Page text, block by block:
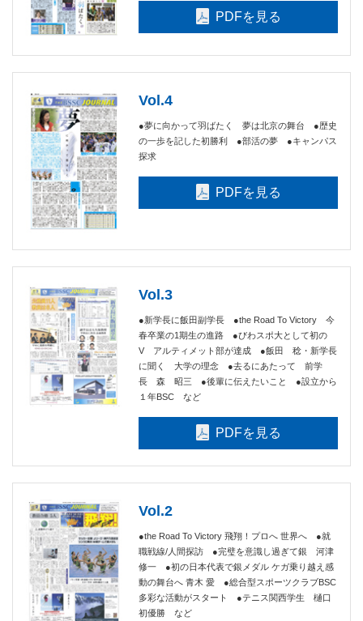
PDFを見る
Vol.4
●夢に向かって羽ばたく 夢は北京の舞台 ●歴史
の一歩を記した初勝利 ●部活の夢 ●キャンパス
探求
PDFを見る
Vol.3
●新学長に飯田副学長 ●the Road To Victory 今
春卒業の1期生の進路 ●びわスポ大として初の
V アルティメット部が達成 ●飯田 稔・新学長
に聞く 大学の理念 ●去るにあたって 前学
長 森 昭三 ●後輩に伝えたいこと ●設立から
１年BSC など
PDFを見る
Vol.2
●the Road To Victory 飛翔！プロへ 世界へ ●就
職戦線/人間探訪 ●完璧を意識し過ぎて銀 河津
修一 ●初の日本代表で銀メダル ケガ乗り越え感
動の舞台へ 青木 愛 ●総合型スポーツクラブBSC
多彩な活動がスタート ●テニス関西学生 樋口
初優勝 など